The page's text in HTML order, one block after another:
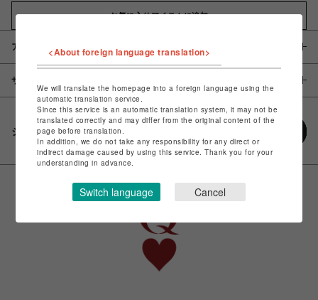
お気に入りアイテムに追加
アイテム説明 / 素材
サイズ
シェアする
<About foreign language translation>
We will translate the homepage into a foreign language using the
automatic translation service.
Since this service is an automatic translation system, it may not be
translated correctly and may differ from the original content of the
page before translation.
In addition, we do not take any responsibility for any direct or
indirect damage caused by using this service. Thank you for your
understanding in advance.
Switch language Cancel